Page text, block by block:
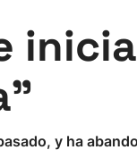
y ha